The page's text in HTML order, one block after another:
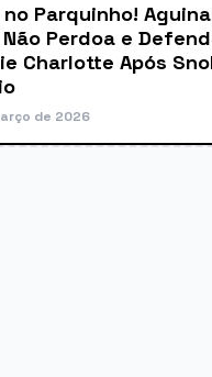
no Parquinho!
Perdoa e
Charlotte Após
de 2026